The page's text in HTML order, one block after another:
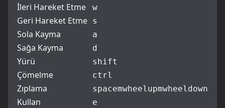
İleri Hareket Etme w
Geri Hareket Etme s
Sola Kayma a
Sağa Kayma d
Yürü shift
Çömelme ctrl
Zıplama spacemwheelupmwheeldown
Kullan e